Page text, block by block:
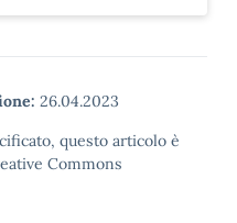
26.04.2023
questo articolo è
Commons